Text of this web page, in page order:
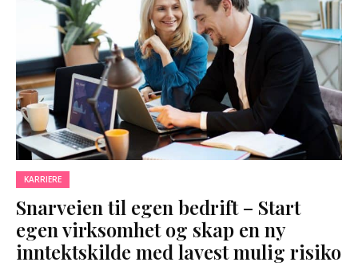
KARRIERE
Snarveien til egen bedrift – Start
egen virksomhet og skap en ny
inntektskilde med lavest mulig risiko